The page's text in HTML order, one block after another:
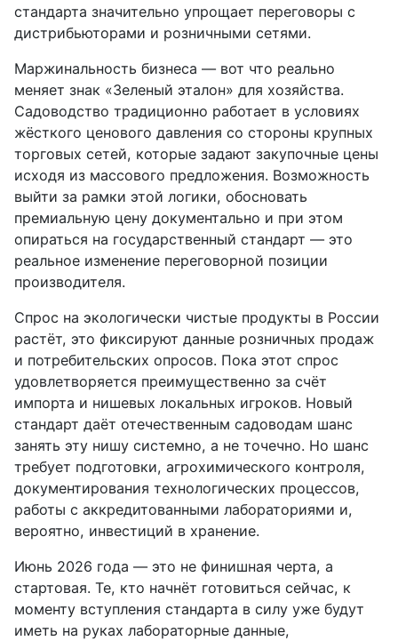
стандарта значительно упрощает переговоры с
дистрибьюторами и розничными сетями.
Маржинальность бизнеса — вот что реально
меняет знак «Зеленый эталон» для хозяйства.
Садоводство традиционно работает в условиях
жёсткого ценового давления со стороны крупных
торговых сетей, которые задают закупочные цены
исходя из массового предложения. Возможность
выйти за рамки этой логики, обосновать
премиальную цену документально и при этом
опираться на государственный стандарт — это
реальное изменение переговорной позиции
производителя.
Спрос на экологически чистые продукты в России
растёт, это фиксируют данные розничных продаж
и потребительских опросов. Пока этот спрос
удовлетворяется преимущественно за счёт
импорта и нишевых локальных игроков. Новый
стандарт даёт отечественным садоводам шанс
занять эту нишу системно, а не точечно. Но шанс
требует подготовки, агрохимического контроля,
документирования технологических процессов,
работы с аккредитованными лабораториями и,
вероятно, инвестиций в хранение.
Июнь 2026 года — это не финишная черта, а
стартовая. Те, кто начнёт готовиться сейчас, к
моменту вступления стандарта в силу уже будут
иметь на руках лабораторные данные,